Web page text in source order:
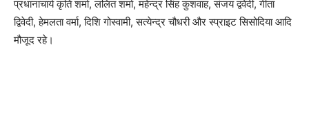
प्रधानाचार्य कृति शर्मा, ललित शर्मा, महेन्द्र सिंह कुशवाह, संजय द्ववेदी, गीता
द्विवेदी, हेमलता वर्मा, दिशि गोस्वामी, सत्येन्द्र चौधरी और स्प्राइट सिसोदिया आदि
मौजूद रहे।